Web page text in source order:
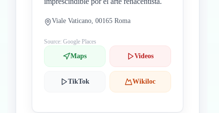
Viale Vaticano, 00165 Roma
Source: Google Places
Maps Videos
TikTok Wikiloc